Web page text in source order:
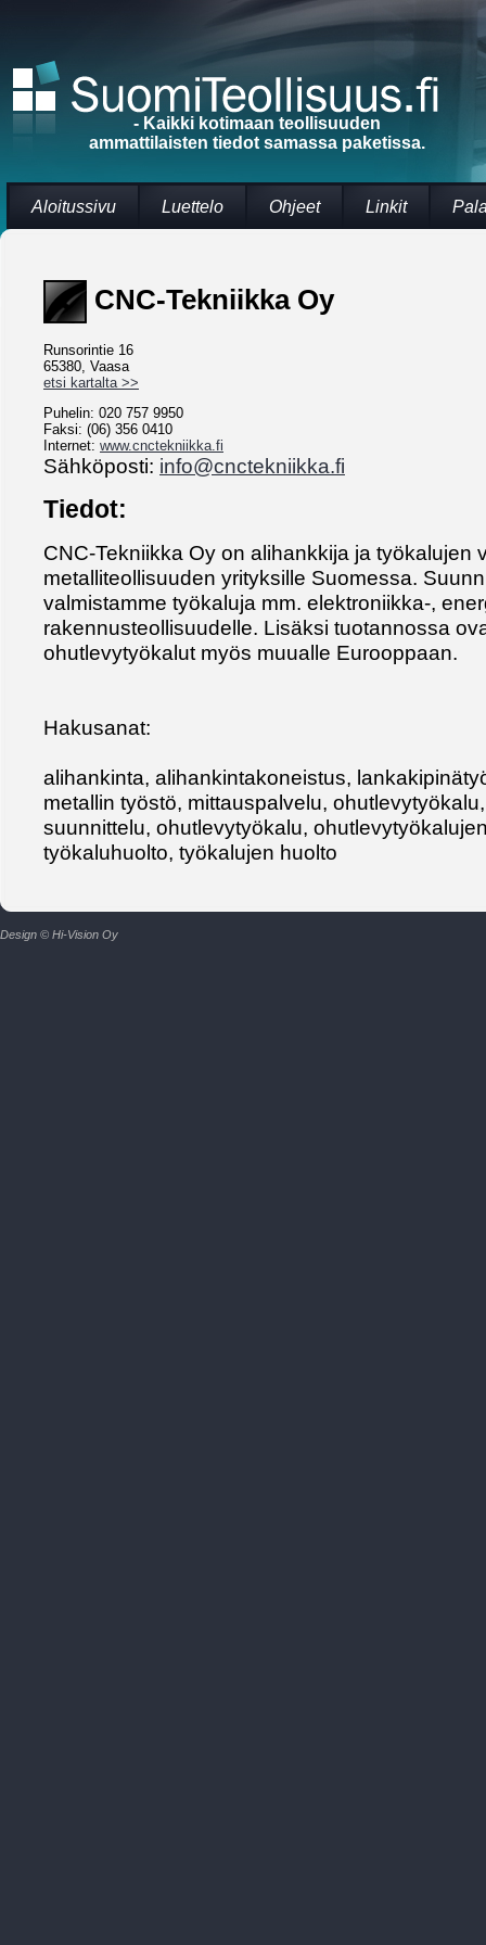
- Kaikki kotimaan teollisuuden
ammattilaisten tiedot samassa paketissa.
Aloitussivu Luettelo Ohjeet Linkit
CNC-Tekniikka Oy
Runsorintie 16
65380, Vaasa
etsi kartalta >>
Puhelin: 020 757 9950
Faksi: (06) 356 0410
Internet: www.cnctekniikka.fi
Sähköposti: info@cnctekniikka.fi
Tiedot:
CNC-Tekniikka Oy on alihankkija ja työkalujen
metalliteollisuuden yrityksille Suomessa.
valmistamme työkaluja mm. elektroniikka-,
rakennusteollisuudelle. Lisäksi tuotannossa
ohutlevytyökalut myös muualle Eurooppaan.
Hakusanat:
alihankinta, alihankintakoneistus,
metallin työstö, mittauspalvelu,
suunnittelu, ohutlevytyökalu,
työkaluhuolto, työkalujen huolto
Design © Hi-Vision Oy